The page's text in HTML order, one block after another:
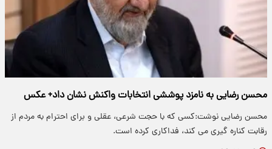
محسن رضایی به نامزد پوششی انتخابات واکنش نشان داد+ عکس
محسن رضایی نوشت:کسی که با حجت شرعی، عقلی و برای احترام به مردم از
رقابت کناره گیری می کند، فداکاری کرده است.